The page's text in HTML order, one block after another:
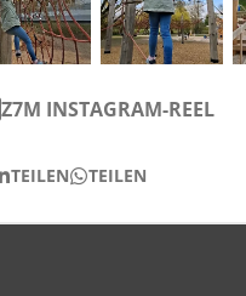
Z7M INSTAGRAM-REEL
TEILEN TEILEN